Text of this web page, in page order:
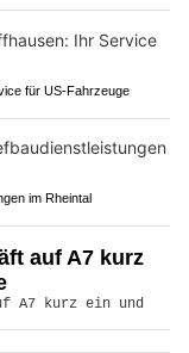
für US-Fahrzeuge
im Rheintal
auf A7 kurz